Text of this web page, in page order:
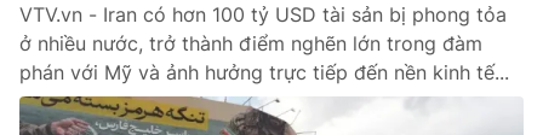
thông tin từ website này.
VTV.vn - Iran có hơn 100 tỷ USD tài sản bị phong tỏa
ở nhiều nước, trở thành điểm nghẽn lớn trong đàm
phán với Mỹ và ảnh hưởng trực tiếp đến nền kinh tế...